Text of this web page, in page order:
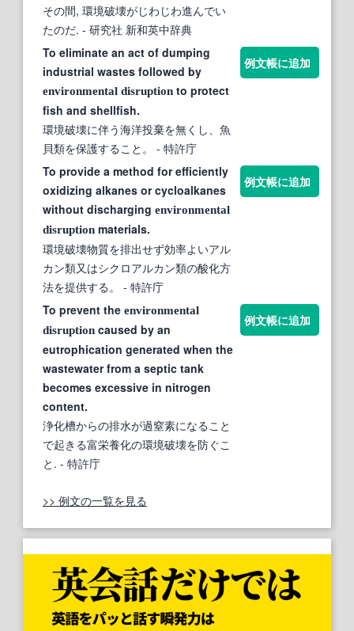
その間, 環境破壊がじわじわ進んでい
たのだ. - 研究社 新和英中辞典
To eliminate an act of dumping
industrial wastes followed by
environmental disruption to protect
fish and shellfish.
環境破壊に伴う海洋投棄を無くし、魚
貝類を保護すること。
- 特許庁
例文帳に追加
To provide a method for efficiently
oxidizing alkanes or cycloalkanes
without discharging environmental
disruption materials.
環境破壊物質を排出せず効率よいアル
カン類又はシクロアルカン類の酸化方
法を提供する。
- 特許庁
例文帳に追加
To prevent the environmental
disruption caused by an
eutrophication generated when the
wastewater from a septic tank
becomes excessive in nitrogen
content.
浄化槽からの排水が過窒素になること
で起きる富栄養化の環境破壊を防ぐこ
と. - 特許庁
例文帳に追加
>> 例文の一覧を見る